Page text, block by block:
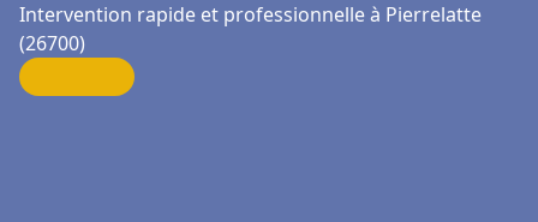
Intervention rapide et professionnelle à Pierrelatte
(26700)